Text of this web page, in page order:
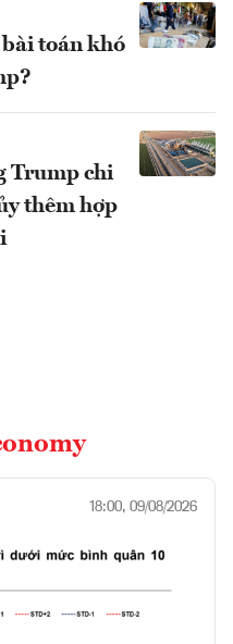
toán khó
Trump chi
thêm hợp
18:00, 09/08/2026